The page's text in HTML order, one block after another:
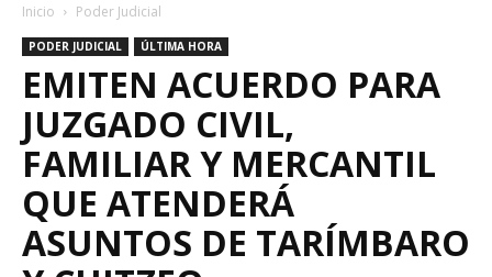
Inicio Poder Judicial
PODER JUDICIAL ÚLTIMA HORA
EMITEN ACUERDO PARA
JUZGADO CIVIL,
FAMILIAR Y MERCANTIL
QUE ATENDERÁ
ASUNTOS DE TARÍMBARO